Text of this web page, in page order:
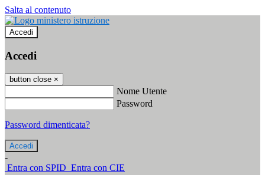
Salta al contenuto
Accedi
Accedi
button close ×
Nome Utente
Password
Password dimenticata?
-
Entra con SPID Entra con CIE